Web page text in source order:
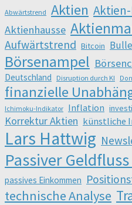
Abwärtstrend Aktien Aktien-
Aktienhausse
Aufwärtstrend Bitcoin
Börsenampel
Deutschland Disruption durch KI
finanzielle
Ichimoku-Indikator Inflation
Korrektur Aktien künstliche
Lars Hattwig
Passiver
passives Einkommen
technische Analyse